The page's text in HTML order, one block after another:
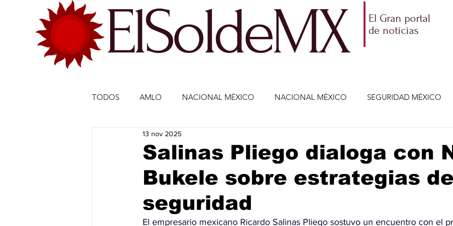
ElSoldeMX
El Gran portal
de noticias
TODOS AMLO NACIONAL MÉXICO NACIONAL MÉXICO SEGURIDAD MÉXICO
ECONOMÍA MÉXICO
DEPORTES DEPORTES CIENCIA Y TECNOLOGÍA ENTRETENIMIENTO VIDA
ESTADOS-POLÍTICA ENTRETENIMIENTO JALISCO-ENRIQUE ALFARO JALISCO-
Salinas Pliego dialoga con
Bukele sobre estrategias de
seguridad
13 nov 2025
El empresario mexicano Ricardo Salinas Pliego sostuvo un encuentro con el